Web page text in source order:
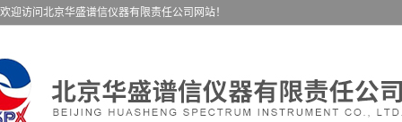
欢迎访问北京华盛谱信仪器有限责任公司网站！